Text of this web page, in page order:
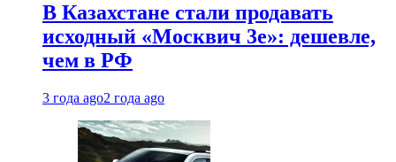
В Казахстане стали продавать
исходный «Москвич 3e»: дешевле,
чем в РФ
3 года ago2 года ago